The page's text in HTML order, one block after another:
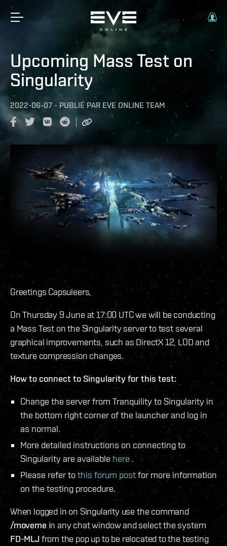
Upcoming Mass Test on
Singularity
2022-06-07 - PUBLIÉ PAR EVE ONLINE TEAM
Greetings Capsuleers,
On Thursday 9 June at 17:00 UTC we will be conducting
a Mass Test on the Singularity server to test several
graphical improvements, such as DirectX 12, LOD and
texture compression changes.
How to connect to Singularity for this test:
Change the server from Tranquility to Singularity in
the bottom right corner of the launcher and log in
as normal.
More detailed instructions on connecting to
Singularity are available here.
Please refer tothis forum postfor more information
on the testing procedure.
When logged in on Singularity use the command
/moveme in any chat window and select the system
FD-MLJfrom the pop up to be relocated to the testing